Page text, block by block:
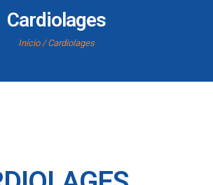
Cardiolages
Início Cardiolages